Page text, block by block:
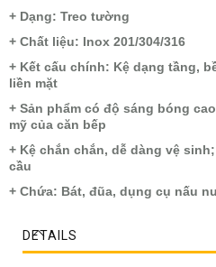
+ Dạng: Treo tường
+ Chất liệu: Inox 201/304/316
+ Kết cấu chính: Kệ dạng tầng,
liền mặt
+ Sản phẩm có độ sáng bóng
mỹ của căn bếp
+ Kệ chắn chắn, dễ dàng vệ
cầu
+ Chứa: Bát, đũa, dụng cụ nấu
DETAILS